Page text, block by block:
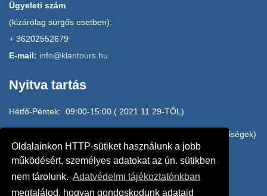
Oldalainkon HTTP-sütiket használunk a jobb
működésért, személyes adatokat az ún. sütikben
nem tárolunk. Adatvédelmi tájékoztatónkban
megtalálod, hogyan gondoskodunk adataid
Ügyeleti szám
(kizárólag sürgős esetben):
+ 36202552679
E-mail: info@klantours.hu
Nyitva tartás
Hétfő-Péntek: 09:00-15:00 ( 2021.11.29-TŐL)
H-P: 15:00-17:00 HOME OFFICE (e-mail, mobilos elérhetőségek)
20/2552679, 20/3145010, 20/4942610
Szombat: ZÁRVA